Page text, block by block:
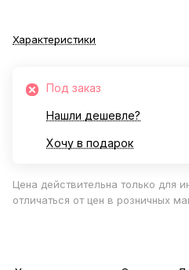
Характеристики
Под заказ
Нашли дешевле?
Хочу в подарок
Цена действительна только для
отличаться от цен в розничных